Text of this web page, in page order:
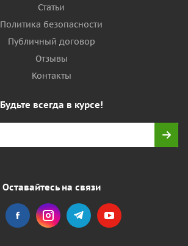
Статьи
Политика безопасности
Публичный договор
Отзывы
Контакты
Будьте всегда в курсе!
Оставайтесь на связи